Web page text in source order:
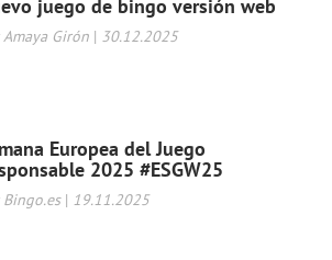
juego de bingo versión web
Amaya Girón | 30.12.2025
Europea del Juego
2025 #ESGW25
Bingo.es| 19.11.2025